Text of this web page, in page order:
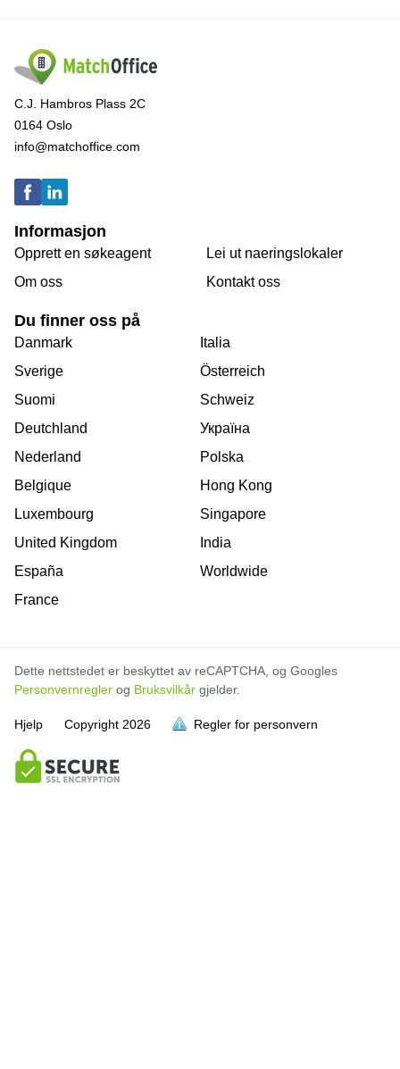
C.J. Hambros Plass 2C
0164 Oslo
info@matchoffice.com
Informasjon
Opprett en søkeagent
Om oss
Lei ut naeringslokaler
Kontakt oss
Du finner oss på
Danmark
Sverige
Suomi
Deutchland
Nederland
Belgique
Luxembourg
United Kingdom
España
France
Italia
Österreich
Schweiz
Україна
Polska
Hong Kong
Singapore
India
Worldwide
Dette nettstedet er beskyttet av reCAPTCHA, og Googles
Personvernregler og Bruksvilkår gjelder.
Hjelp Copyright 2026 Regler for personvern